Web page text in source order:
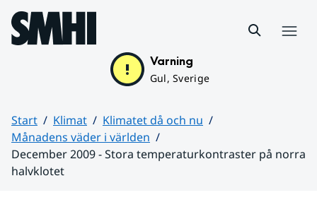
Hoppa till sidans innehåll
Varning
Gul, Sverige
Start Klimat
Klimatet då och nu
Månadens väder i världen
December 2009 - Stora temperaturkontraster på norra
halvklotet